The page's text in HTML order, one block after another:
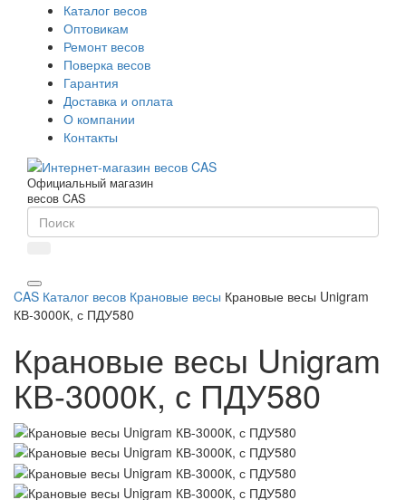
Каталог весов
Оптовикам
Ремонт весов
Поверка весов
Гарантия
Доставка и оплата
О компании
Контакты
Официальный магазин
весов CAS
CAS Каталог весов Крановые весы Крановые весы Unigram
КВ-3000К, с ПДУ580
Крановые весы Unigram
КВ-3000К, с ПДУ580